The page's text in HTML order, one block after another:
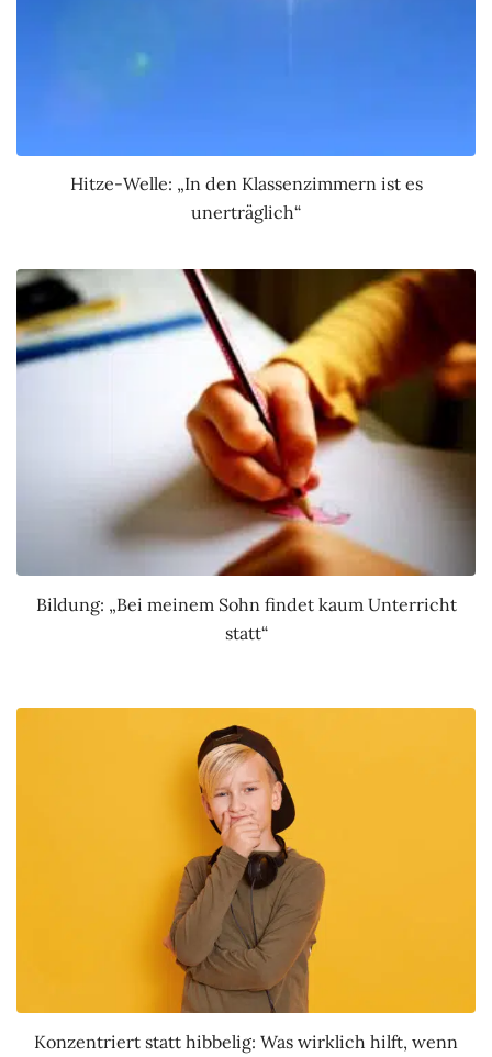
Hitze-Welle: „In den Klassenzimmern ist es
unerträglich“
Bildung: „Bei meinem Sohn findet kaum Unterricht
statt“
Konzentriert statt hibbelig: Was wirklich hilft, wenn